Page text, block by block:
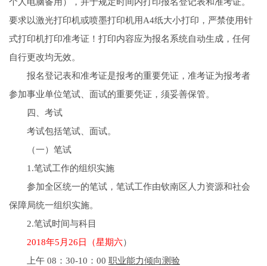
要求以激光打印机或喷墨打印机用A4纸大小打印，严禁使用针
式打印机打印准考证！打印内容应为报名系统自动生成，任何
自行更改均无效。
报名登记表和准考证是报考的重要凭证，准考证为报考者
参加事业单位笔试、面试的重要凭证，须妥善保管。
四、考试
考试包括笔试、面试。
（一）笔试
1.笔试工作的组织实施
参加全区统一的笔试，笔试工作由钦南区人力资源和社会
保障局统一组织实施。
2.笔试时间与科目
2018年5月26日（星期六）
上午 08：30-10：00 职业能力倾向测验